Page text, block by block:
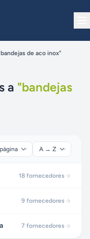
de aco inox"
a "bandejas
18 fornecedores
9 fornecedores
7 fornecedores